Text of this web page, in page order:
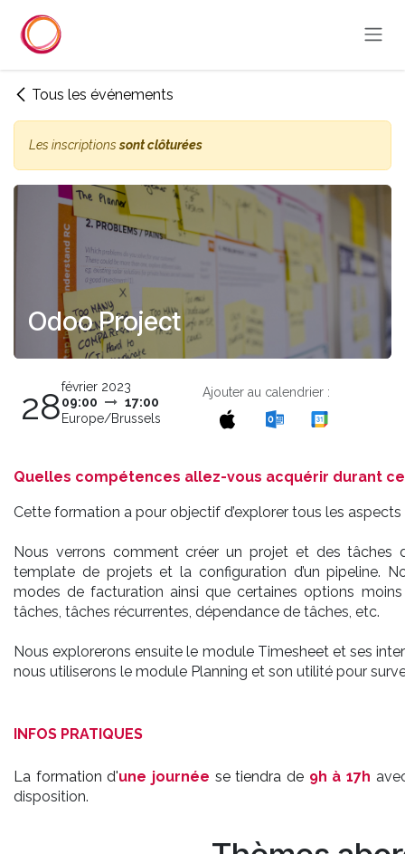
Tous les événements
Les inscriptionssont clôturées
Odoo Project
28février 2023
09:00
17:00
Europe/Brussels
Ajouter au calendrier :
Quelles compétences allez-vous acquérir durant
Cette formation a pour objectif d’explorer tous les aspects
Nous verrons comment créer un projet et des tâches
template de projets et la configuration d’un pipeline.
modes de facturation ainsi que certaines options
tâches, tâches récurrentes, dépendance de tâches, etc.
Nous explorerons ensuite le module Timesheet et ses
nous utiliserons le module Planning et son utilité pour
INFOS PRATIQUES
La formation d'une journée se tiendra de 9h à 17h
disposition.